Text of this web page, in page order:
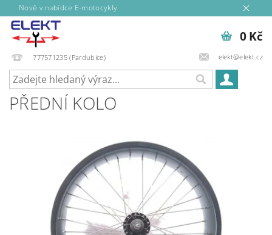
Nově v nabídce E-motocykly
777571235 (Pardubice) elekt@elekt.cz
0 Kč
PŘEDNÍ KOLO